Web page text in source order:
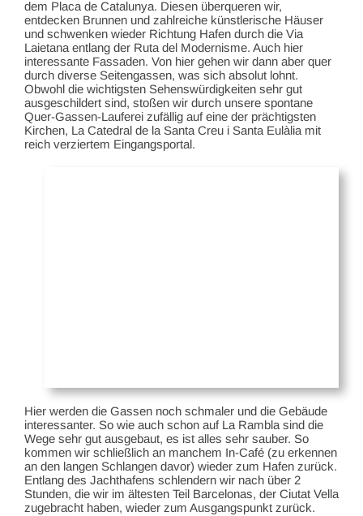
dem Placa de Catalunya. Diesen überqueren wir,
entdecken Brunnen und zahlreiche künstlerische Häuser
und schwenken wieder Richtung Hafen durch die Via
Laietana entlang der Ruta del Modernisme. Auch hier
interessante Fassaden. Von hier gehen wir dann aber quer
durch diverse Seitengassen, was sich absolut lohnt.
Obwohl die wichtigsten Sehenswürdigkeiten sehr gut
ausgeschildert sind, stoßen wir durch unsere spontane
Quer-Gassen-Lauferei zufällig auf eine der prächtigsten
Kirchen, La Catedral de la Santa Creu i Santa Eulàlia mit
reich verziertem Eingangsportal.
Hier werden die Gassen noch schmaler und die Gebäude
interessanter. So wie auch schon auf La Rambla sind die
Wege sehr gut ausgebaut, es ist alles sehr sauber. So
kommen wir schließlich an manchem In-Café (zu erkennen
an den langen Schlangen davor) wieder zum Hafen zurück.
Entlang des Jachthafens schlendern wir nach über 2
Stunden, die wir im ältesten Teil Barcelonas, der Ciutat Vella
zugebracht haben, wieder zum Ausgangspunkt zurück.